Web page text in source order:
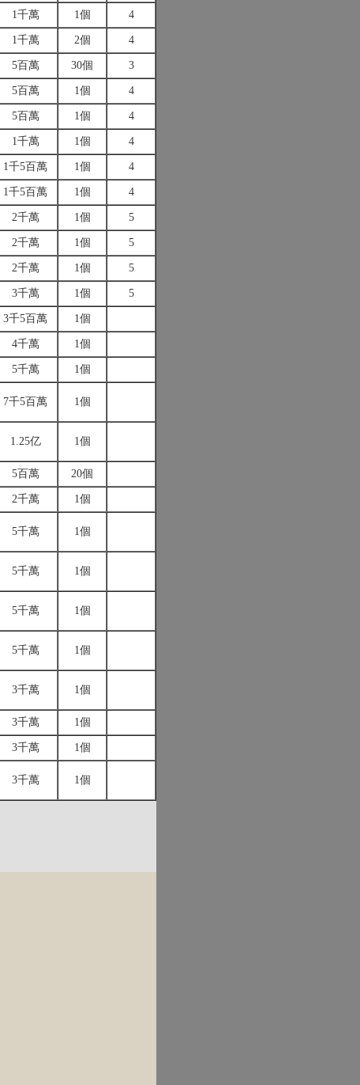
1千萬 1個 4
1千萬 2個 4
5百萬 30個 3
5百萬 1個 4
5百萬 1個 4
1千萬 1個 4
1千5百萬 1個 4
1千5百萬 1個 4
2千萬 1個 5
2千萬 1個 5
2千萬 1個 5
3千萬 1個 5
3千5百萬 1個
4千萬 1個
5千萬 1個
7千5百萬 1個
1.25亿 1個
5百萬 20個
2千萬 1個
5千萬 1個
5千萬 1個
5千萬 1個
5千萬 1個
3千萬 1個
3千萬 1個
3千萬 1個
3千萬 1個